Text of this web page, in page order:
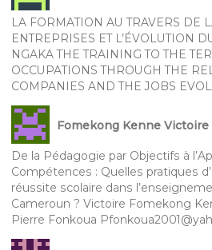
LA FORMATION AU TRAVERS DE
ENTREPRISES ET L’ÉVOLUTION
NGAKA THE TRAINING TO THE
OCCUPATIONS THROUGH THE
COMPANIES AND THE JOBS
Fomekong Kenne Victoire
De la Pédagogie par Objectifs à
Compétences : Quelles pratiques
réussite scolaire dans
Cameroun ? Victoire Fomekong
Pierre Fonkoua